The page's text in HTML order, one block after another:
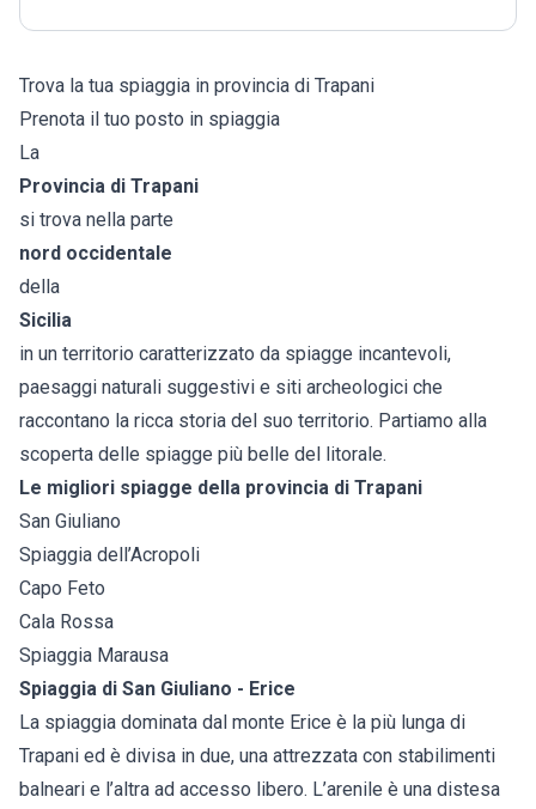
Trova la tua spiaggia in provincia di Trapani
Prenota il tuo posto in spiaggia
La
Provincia di Trapani
si trova nella parte
nord occidentale
della
Sicilia
in un territorio caratterizzato da spiagge incantevoli,
paesaggi naturali suggestivi e siti archeologici che
raccontano la ricca storia del suo territorio. Partiamo alla
scoperta delle spiagge più belle del litorale.
Le migliori spiagge della provincia di Trapani
San Giuliano
Spiaggia dell’Acropoli
Capo Feto
Cala Rossa
Spiaggia Marausa
Spiaggia di San Giuliano - Erice
La spiaggia dominata dal monte Erice è la più lunga di
Trapani ed è divisa in due, una attrezzata con stabilimenti
balneari e l’altra ad accesso libero. L’arenile è una distesa